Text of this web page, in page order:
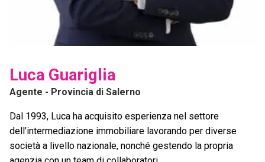
Luca Guariglia
Agente - Provincia di Salerno
Dal 1993, Luca ha acquisito esperienza nel settore
dell’intermediazione immobiliare lavorando per diverse
società a livello nazionale, nonché gestendo la propria